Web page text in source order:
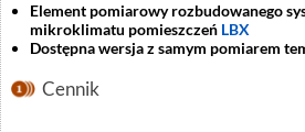
Element pomiarowy rozbudowanego
mikroklimatu pomieszczeń LBX
Dostępna wersja z samym pomiarem
Cennik